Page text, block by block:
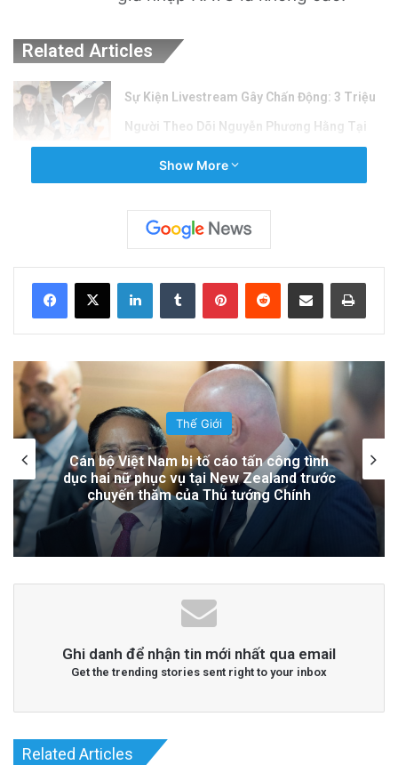
Related Articles
Sự Kiện Livestream Gây Chấn Động: 3 Triệu
Người Theo Dõi Nguyễn Phương Hằng Tại
Sự Nóng Bỏng Của Chính Quyền Trong Việc
Giải Quyết Vụ Sư Minh Tuệ: Nguyên Nhân Và
18 hours ago
Đọc thêmRead More
advertisement
Show More
LinkedInTumblr PinterestReddit Share via Email Print
Thế Giới
Lính Nga Nổ Súng Giết Đồng Đội và Tấn
Công Dân Thường Tại Crimea
Ghi danh để nhận tin mới nhất qua email
Get the trending stories sent right to your inbox
Related Articles